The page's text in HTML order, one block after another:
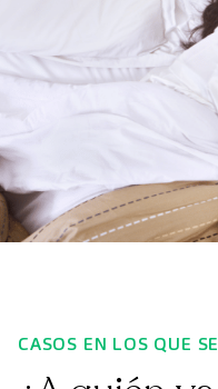
CASOS EN LOS QUE